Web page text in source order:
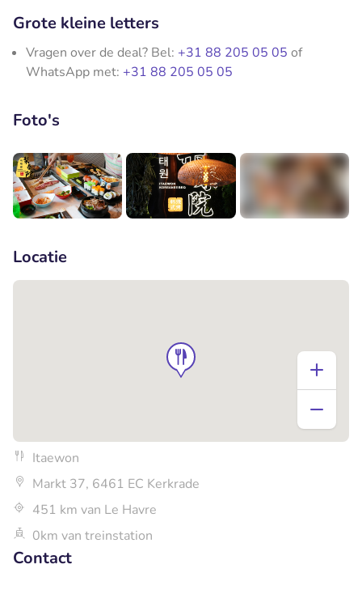
Grote kleine letters
Vragen over de deal? Bel: +31 88 205 05 05 of
WhatsApp met: +31 88 205 05 05
Foto's
Locatie
Itaewon
Markt 37, 6461 EC Kerkrade
451 km van Le Havre
0km van treinstation
Contact